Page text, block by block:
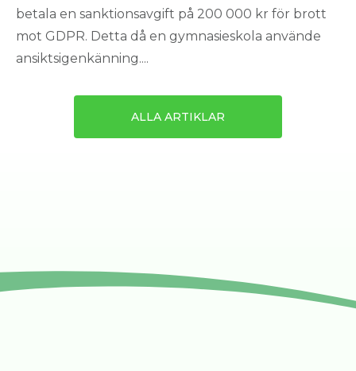
betala en sanktionsavgift på 200 000 kr för brott
mot GDPR. Detta då en gymnasieskola använde
ansiktsigenkänning....
ALLA ARTIKLAR